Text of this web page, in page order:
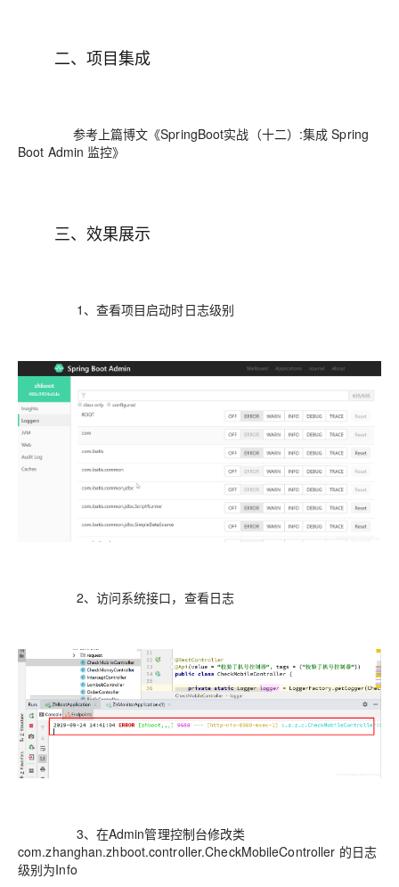
二、项目集成
参考上篇博文《SpringBoot实战（十二）:集成 Spring
Boot Admin 监控》
三、效果展示
1、查看项目启动时日志级别
2、访问系统接口，查看日志
3、在Admin管理控制台修改类
com.zhanghan.zhboot.controller.CheckMobileController 的日志
级别为Info